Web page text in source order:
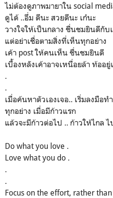
ไม่ต้องดูภาพมายาใน social
ดูได้ ..อึ่ม ดีนะ สวยดีนะ เก๋นะ
วางใจให้เป็นกลาง ชื่นชมยินดีกับ
แต่อย่าเชื่อตามสิ่งที่เห็นทุกอย่าง
เค้า post ให้คนเห็น ชื่นชมยินดี
เบื้องหลังเค้าอาจเหนื่อยล้า ท้ออ
.
.
เมื่อค้นหาตัวเองเจอ.. เริ่มลงมือทำ
ทุกอย่าง เมื่อมีก้าวแรก
แล้วจะมีก้าวต่อไป .. ก้าวให้ไกล ไ
Do what you love .
Love what you do .
.
.
Focus on the effort, rather